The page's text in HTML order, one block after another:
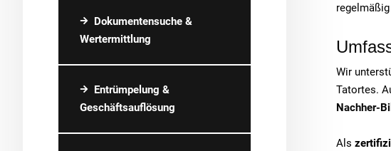
Dokumentensuche &
Wertermittlung
Entrümpelung &
Geschäftsauflösung
Wir
Tatortes.
Nachher-
Als